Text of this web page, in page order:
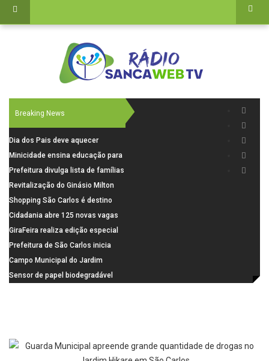
Breaking News
Dia dos Pais deve aquecer
comércio de São Carlos com
renda em alta e maior circulação
de consumidores
Minicidade ensina educação para
o trânsito a 264 crianças da rede
municipal
Prefeitura divulga lista de famílias
pré-selecionadas pela Caixa para
o Residencial Santa Felícia
Revitalização do Ginásio Milton
Olaio filho avança com obras de
recuperação
Shopping São Carlos é destino
para celebrar o Dia dos Pais com
presentes, gastronomia e lazer
Cidadania abre 125 novas vagas
para oficinas de convivência
GiraFeira realiza edição especial
de Dia dos Pais neste domingo (9)
na Praça dos Advogados
Prefeitura de São Carlos inicia
instalação de ovitrampas para
monitoramento de arboviroses
Campo Municipal do Jardim
Cruzado recebe nova iluminação e
Sensor de papel biodegradável